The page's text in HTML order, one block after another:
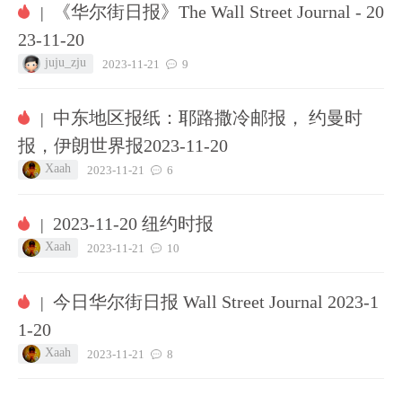
|
《华尔街日报》The Wall Street Journal - 20
23-11-20
juju_zju 2023-11-21 9
| 中东地区报纸：耶路撒冷邮报， 约曼时
报，伊朗世界报2023-11-20
Xaah 2023-11-21 6
| 2023-11-20 纽约时报
Xaah 2023-11-21 10
| 今日华尔街日报 Wall Street Journal 2023-1
1-20
Xaah 2023-11-21 8